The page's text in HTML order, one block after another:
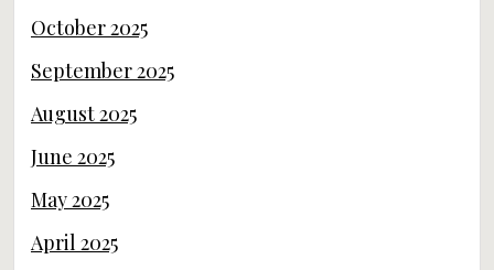
October 2025
September 2025
August 2025
June 2025
May 2025
April 2025